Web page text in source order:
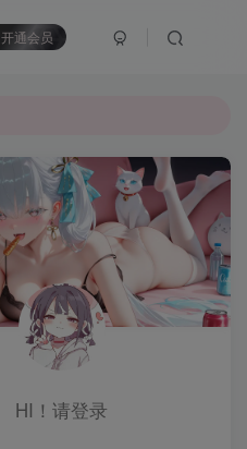
开通会员
HI！请登录